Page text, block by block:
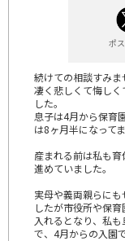
ポ
続けての相談すみ
凄く悲しくて悔し
した。
息子は4月から保育
は8ヶ月半になってま
産まれる前は私も
進めていました。
実母や義両親らに
したが市役所や保
入れるとなり、私
で、4月からの入園